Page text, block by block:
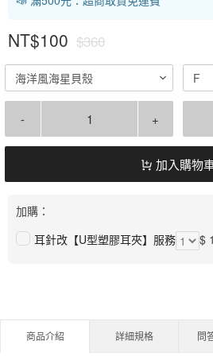
NT$100 $360
海洋風海星貝殼 F
- +
加入購物
加購：
耳針改【U型塑膠耳夾】服務
$
商品介紹 詳細規格 問